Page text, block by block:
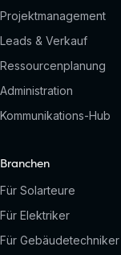
Projektmanagement
Leads & Verkauf
Ressourcenplanung
Administration
Kommunikations-Hub
Branchen
Für Solarteure
Für Elektriker
Für Gebäudetechniker